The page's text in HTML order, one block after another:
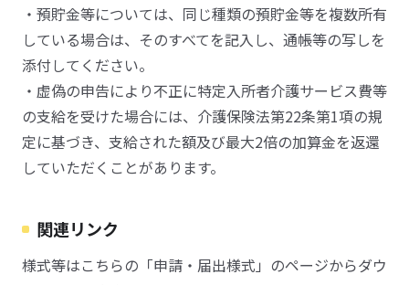
・預貯金等については、同じ種類の預貯金等を複数所有
している場合は、そのすべてを記入し、通帳等の写しを
添付してください。
・虚偽の申告により不正に特定入所者介護サービス費等
の支給を受けた場合には、介護保険法第22条第1項の規
定に基づき、支給された額及び最大2倍の加算金を返還
していただくことがあります。
関連リンク
様式等はこちらの「申請・届出様式」のページからダウ